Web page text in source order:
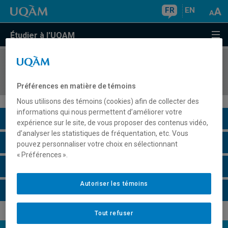
FR EN
Étudier à l'UQAM
COURS//
Description du cours
Horaire - Été 2026
Préférences en matière de témoins
Nous utilisons des témoins (cookies) afin de collecter des
informations qui nous permettent d’améliorer votre
expérience sur le site, de vous proposer des contenus vidéo,
d’analyser les statistiques de fréquentation, etc. Vous
pouvez personnaliser votre choix en sélectionnant
« Préférences ».
Tout refuser
Autoriser les témoins